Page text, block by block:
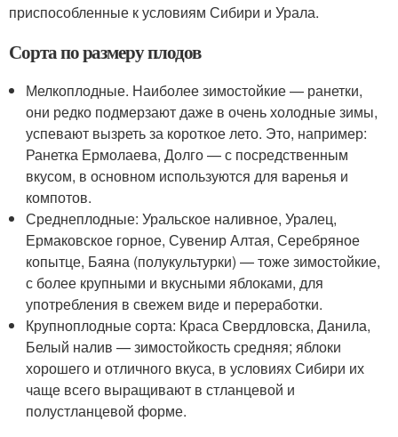
приспособленные к условиям Сибири и Урала.
Сорта по размеру плодов
Мелкоплодные. Наиболее зимостойкие — ранетки,
они редко подмерзают даже в очень холодные зимы,
успевают вызреть за короткое лето. Это, например:
Ранетка Ермолаева, Долго — с посредственным
вкусом, в основном используются для варенья и
компотов.
Среднеплодные: Уральское наливное, Уралец,
Ермаковское горное, Сувенир Алтая, Серебряное
копытце, Баяна (полукультурки) — тоже зимостойкие,
с более крупными и вкусными яблоками, для
употребления в свежем виде и переработки.
Крупноплодные сорта: Краса Свердловска, Данила,
Белый налив — зимостойкость средняя; яблоки
хорошего и отличного вкуса, в условиях Сибири их
чаще всего выращивают в стланцевой и
полустланцевой форме.